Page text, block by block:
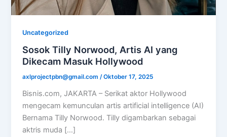
Uncategorized
Sosok Tilly Norwood, Artis AI yang
Dikecam Masuk Hollywood
axlprojectpbn@gmail.com/Oktober 17, 2025
Bisnis.com, JAKARTA – Serikat aktor Hollywood
mengecam kemunculan artis artificial intelligence (AI)
Bernama Tilly Norwood. Tilly digambarkan sebagai
aktris muda […]